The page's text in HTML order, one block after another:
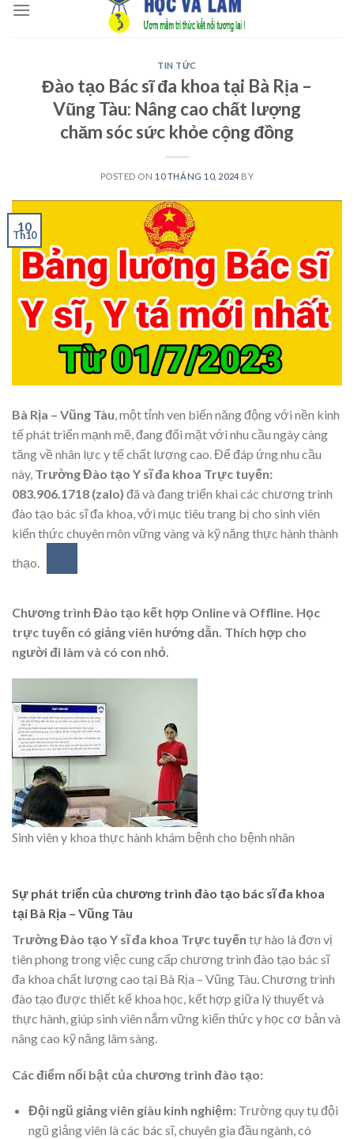
TIN TỨC
Đào tạo Bác sĩ đa khoa tại Bà Rịa –
Vũng Tàu: Nâng cao chất lượng
chăm sóc sức khỏe cộng đồng
POSTED ON 10 THÁNG 10, 2024 BY
10
Th10
Bà Rịa – Vũng Tàu, một tỉnh ven biển năng động với nền kinh
tế phát triển mạnh mẽ, đang đối mặt với nhu cầu ngày càng
tăng về nhân lực y tế chất lượng cao. Để đáp ứng nhu cầu
này, Trường Đào tạo Y sĩ đa khoa Trực tuyến:
083.906.1718 (zalo) đã và đang triển khai các chương trình
đào tạo bác sĩ đa khoa, với mục tiêu trang bị cho sinh viên
kiến thức chuyên môn vững vàng và kỹ năng thực hành thành
thạo.
Chương trình Đào tạo kết hợp Online và Offline. Học
trực tuyến có giảng viên hướng dẫn. Thích hợp cho
người đi làm và có con nhỏ.
Sinh viên y khoa thực hành khám bệnh cho bệnh nhân
Sự phát triển của chương trình đào tạo bác sĩ đa khoa
tại Bà Rịa – Vũng Tàu
Trường Đào tạo Y sĩ đa khoa Trực tuyến tự hào là đơn vị
tiên phong trong việc cung cấp chương trình đào tạo bác sĩ
đa khoa chất lượng cao tại Bà Rịa – Vũng Tàu. Chương trình
đào tạo được thiết kế khoa học, kết hợp giữa lý thuyết và
thực hành, giúp sinh viên nắm vững kiến thức y học cơ bản và
nâng cao kỹ năng lâm sàng.
Các điểm nổi bật của chương trình đào tạo:
Đội ngũ giảng viên giàu kinh nghiệm:Trường quy tụ đội
ngũ giảng viên là các bác sĩ, chuyên gia đầu ngành, có